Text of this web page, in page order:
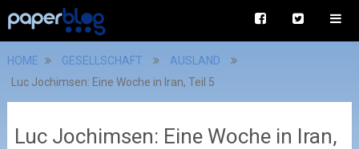
HOME GESELLSCHAFT
AUSLAND
Luc Jochimsen: Eine Woche in Iran, Teil 5
Luc Jochimsen: Eine Woche in Iran,